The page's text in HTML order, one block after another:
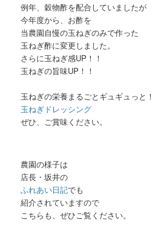
例年、穀物酢を配合していましたが
今年度から、お酢を
当農園自慢の玉ねぎのみで作った
玉ねぎ酢に変更しました。
さらに玉ねぎ感UP！！
玉ねぎの旨味UP！！
玉ねぎの栄養まるごとギュギュっと！
玉ねぎドレッシング
ぜひ、ご賞味ください。
農園の様子は
店長・坂井の
ふれあい日記でも
紹介されていますので
こちらも、ぜひご覧ください。